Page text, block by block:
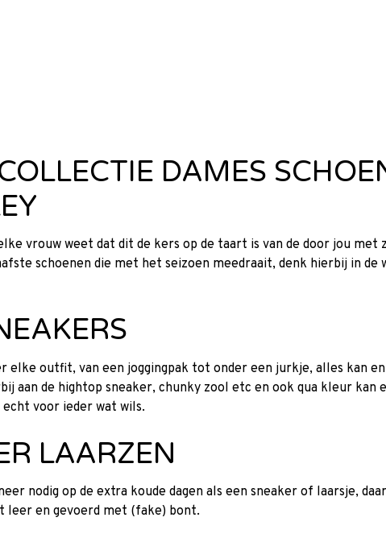
DAMES
vrouw weet dat dit de kers op de taart is van de door jou
schoenen die met het seizoen meedraait, denk hierbij in
elke outfit, van een joggingpak tot onder een jurkje, alles kan
aan de hightop sneaker, chunky zool etc en ook qua kleur kan
voor ieder wat wils.
LAARZEN
nodig op de extra koude dagen als een sneaker of laarsje,
leer en gevoerd met (fake) bont.